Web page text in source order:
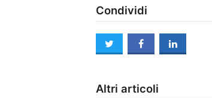
Condividi
twitter facebooklinkedin
Altri articoli